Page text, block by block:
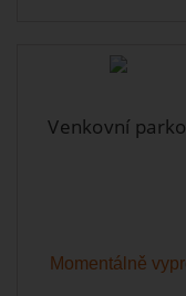
Venkovní
Momentálně